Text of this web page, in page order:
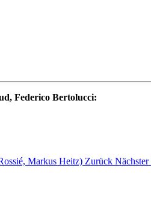
Federico Bertolucci:
Markus Heitz) Zurück